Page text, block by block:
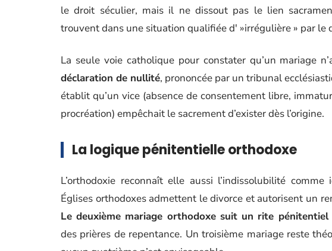
le droit séculier, mais il ne dissout pas le lien
trouvent dans une situation qualifiée d' »irrégulière » par le
La seule voie catholique pour constater qu’un mariage
déclaration de nullité, prononcée par un tribunal
établit qu’un vice (absence de consentement libre,
procréation) empêchait le sacrement d’exister dès l’origine.
La logique pénitentielle orthodoxe
L’orthodoxie reconnaît elle aussi l’indissolubilité
Églises orthodoxes admettent le divorce et autorisent un
Le deuxième mariage orthodoxe suit un rite
des prières de repentance. Un troisième mariage reste